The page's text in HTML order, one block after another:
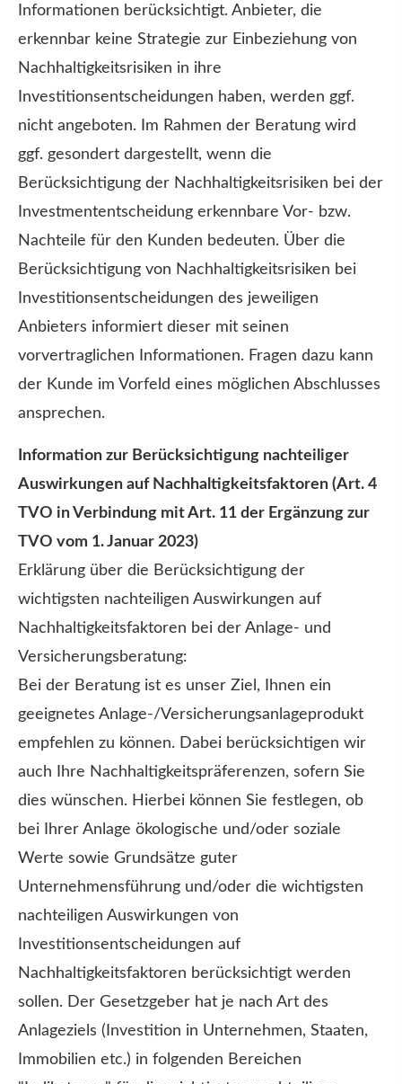
Informationen berücksichtigt. Anbieter, die
erkennbar keine Strategie zur Einbeziehung von
Nachhaltigkeitsrisiken in ihre
Investitionsentscheidungen haben, werden ggf.
nicht angeboten. Im Rahmen der Beratung wird
ggf. gesondert dargestellt, wenn die
Berücksichtigung der Nachhaltigkeitsrisiken bei der
Investmententscheidung erkennbare Vor- bzw.
Nachteile für den Kunden bedeuten. Über die
Berücksichtigung von Nachhaltigkeitsrisiken bei
Investitionsentscheidungen des jeweiligen
Anbieters informiert dieser mit seinen
vorvertraglichen Informationen. Fragen dazu kann
der Kunde im Vorfeld eines möglichen Abschlusses
ansprechen.
Information zur Berücksichtigung nachteiliger
Auswirkungen auf Nachhaltigkeitsfaktoren (Art. 4
TVO in Verbindung mit Art. 11 der Ergänzung zur
TVO vom 1. Januar 2023)
Erklärung über die Berücksichtigung der
wichtigsten nachteiligen Auswirkungen auf
Nachhaltigkeitsfaktoren bei der Anlage- und
Versicherungsberatung:
Bei der Beratung ist es unser Ziel, Ihnen ein
geeignetes Anlage-/Versicherungsanlageprodukt
empfehlen zu können. Dabei berücksichtigen wir
auch Ihre Nachhaltigkeitspräferenzen, sofern Sie
dies wünschen. Hierbei können Sie festlegen, ob
bei Ihrer Anlage ökologische und/oder soziale
Werte sowie Grundsätze guter
Unternehmensführung und/oder die wichtigsten
nachteiligen Auswirkungen von
Investitionsentscheidungen auf
Nachhaltigkeitsfaktoren berücksichtigt werden
sollen. Der Gesetzgeber hat je nach Art des
Anlageziels (Investition in Unternehmen, Staaten,
Immobilien etc.) in folgenden Bereichen